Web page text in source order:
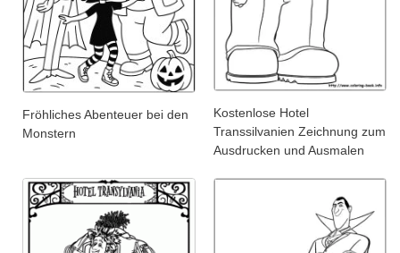
Fröhliches Abenteuer bei den
Monstern
Kostenlose Hotel
Transsilvanien Zeichnung zum
Ausdrucken und Ausmalen